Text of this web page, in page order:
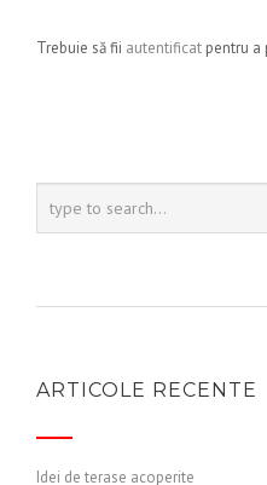
Trebuie să fii autentificat pentru a
ARTICOLE RECENTE
Idei de terase acoperite